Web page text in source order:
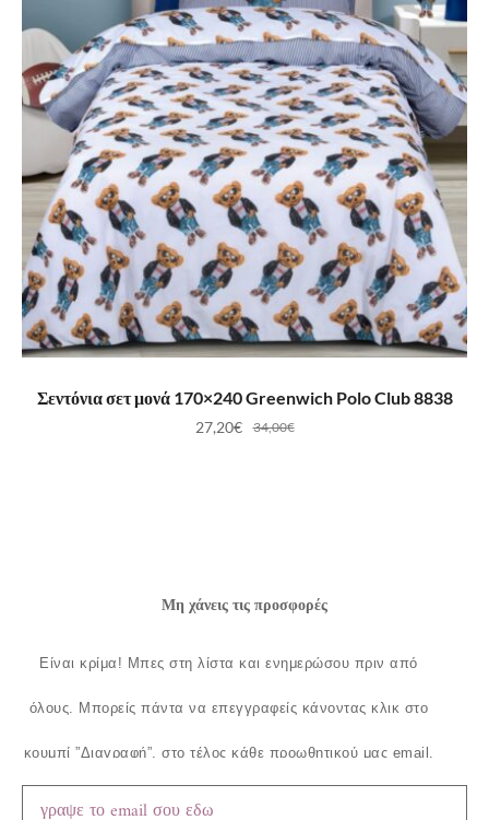
ΠΡΟΣΘΉΚΗ ΣΤΟ ΚΑΛΆΘΙ
Σεντόνια σετ μονά 170×240 Greenwich Polo Club 8838
34,00€
27,20€
Μη χάνεις τις προσφορές
Είναι κρίμα! Μπες στη λίστα και ενημερώσου πριν από
όλους. Μπορείς πάντα να επεγγραφείς κάνοντας κλικ στο
κουμπί ”Διαγραφή”, στο τέλος κάθε προωθητικού μας email.